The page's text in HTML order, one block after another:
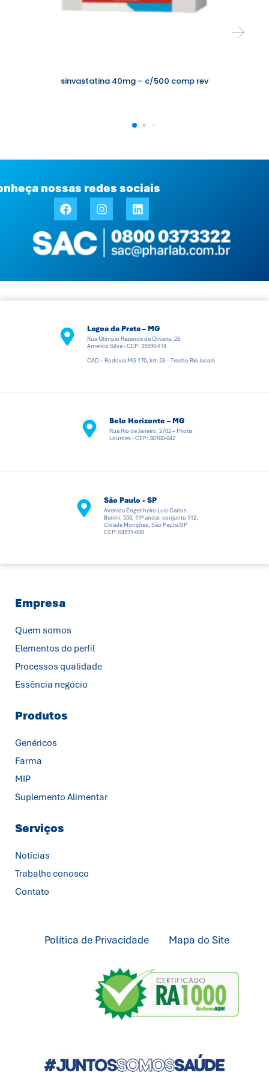
sinvastatina 40mg – c/500 comp rev
nossas redes sociais
Lagoa da Prata – MG
Rua Olímpio Rezende de Oliveira, 28
Américo Silva - CEP: 35590-174
CAD – Rodovia MG 170, km 28 – Trecho Rio Jacaré
Belo Horizonte – MG
Rua Rio de Janeiro, 2702 – Pilotis
Lourdes - CEP: 30160-042
São Paulo - SP
Avenida Engenheiro Luis Carlos
Berrini, 550, 11º andar, conjunto 112,
Cidade Monções, São Paulo/SP
CEP: 04571-000
Empresa
Quem somos
Elementos do perfil
Processos qualidade
Essência negócio
Produtos
Genéricos
Farma
MIP
Suplemento Alimentar
Serviços
Notícias
Trabalhe conosco
Contato
Política de Privacidade Mapa do Site